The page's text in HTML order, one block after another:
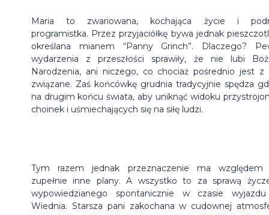
Maria to zwariowana, kochająca życie i
programistka. Przez przyjaciółkę bywa jednak
określana mianem “Panny Grinch”. Dlaczego?
wydarzenia z przeszłości sprawiły, że nie lubi
Narodzenia, ani niczego, co chociaż pośrednio jest z
związane. Zaś końcówkę grudnia tradycyjnie spędza
na drugim końcu świata, aby uniknąć widoku
choinek i uśmiechających się na siłę ludzi.
Tym razem jednak przeznaczenie ma względem
zupełnie inne plany. A wszystko to za sprawą
wypowiedzianego spontanicznie w czasie
Wiednia. Starsza pani zakochana w cudownej